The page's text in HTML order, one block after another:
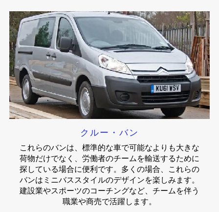
クルー・バン
これらのバンは、標準的な車で可能なよりも大きな
荷物だけでなく、労働者のチームを輸送するために
探している場合に便利です。多くの場合、これらの
バンはミニバススタイルのデザインを楽しみます。
建設業やスポーツのコーチングなど、チームを伴う
職業や商売で活躍します。